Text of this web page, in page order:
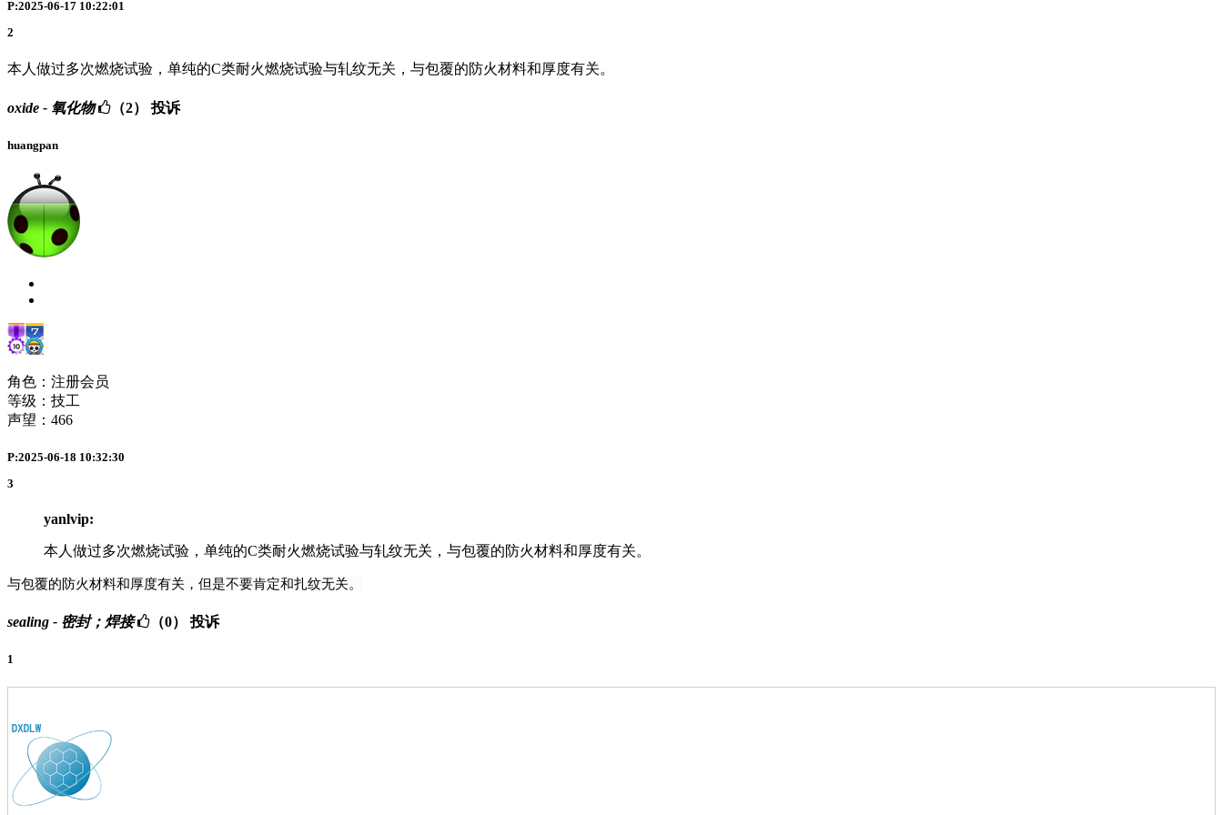
P:2025-06-17 10:22:01
2
本人做过多次燃烧试验，单纯的C类耐火燃烧试验与轧纹无关，与包覆的防火材料和厚度有关。
oxide - 氧化物 （2） 投诉
huangpan
角色：注册会员
等级：技工
声望： 466
P:2025-06-18 10:32:30
3
yanlvip:
本人做过多次燃烧试验，单纯的C类耐火燃烧试验与轧纹无关，与包覆的防火材料和厚度有关。
与包覆的防火材料和厚度有关，但是不要肯定和扎纹无关。
sealing - 密封；焊接 （0） 投诉
1